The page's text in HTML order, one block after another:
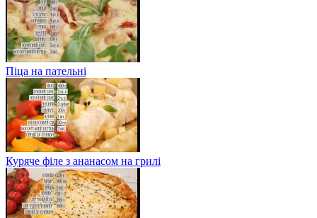
Піца на пательні
Куряче філе з ананасом на грилі